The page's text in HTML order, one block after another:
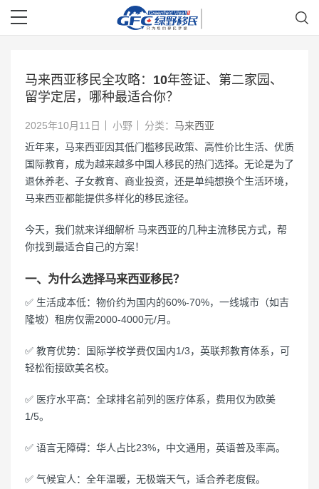
马来西亚移民全攻略：10年签证、第二家园、
留学定居，哪种最适合你？
2025年10月11日 小野 分类： 马来西亚
近年来，马来西亚因其低门槛移民政策、高性价比生活、优质
国际教育，成为越来越多中国人移民的热门选择。无论是为了
退休养老、子女教育、商业投资，还是单纯想换个生活环境，
马来西亚都能提供多样化的移民途径。
今天，我们就来详细解析 马来西亚的几种主流移民方式，帮
你找到最适合自己的方案！
一、为什么选择马来西亚移民？
✅ 生活成本低：物价约为国内的60%-70%，一线城市（如吉
隆坡）租房仅需2000-4000元/月。
✅ 教育优势：国际学校学费仅国内1/3，英联邦教育体系，可
轻松衔接欧美名校。
✅ 医疗水平高：全球排名前列的医疗体系，费用仅为欧美
1/5。
✅ 语言无障碍：华人占比23%，中文通用，英语普及率高。
✅ 气候宜人：全年温暖，无极端天气，适合养老度假。